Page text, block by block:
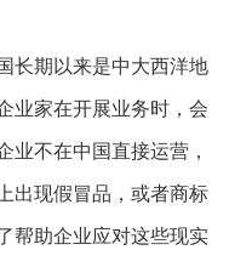
长期以来是中大西洋地
业家在开展业务时，会
业不在中国直接运营，
出现假冒品，或者商标
帮助企业应对这些现实